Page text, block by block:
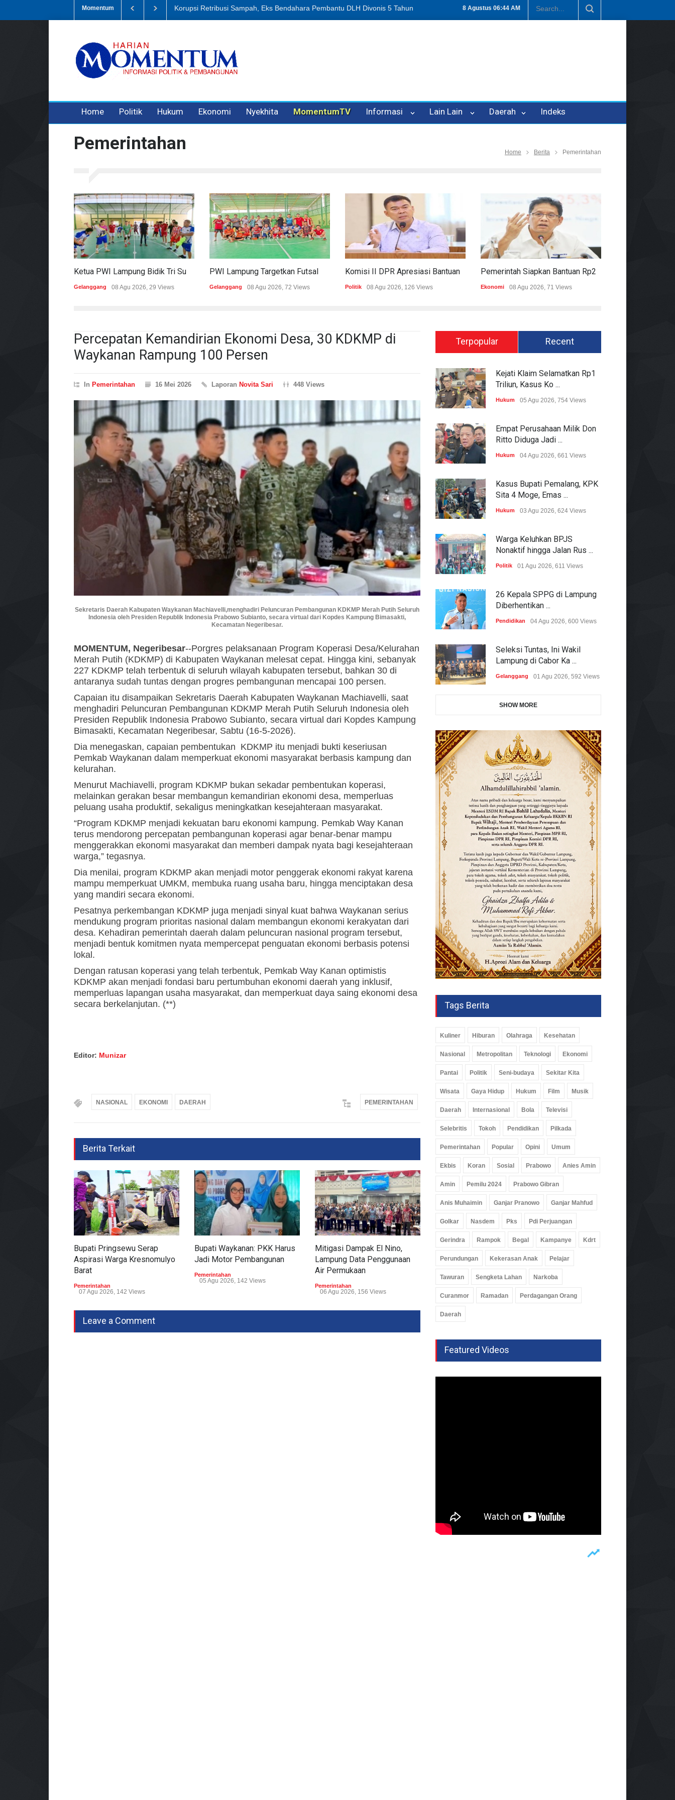
8 Agustus 06:44 AM
Momentum
Eks Bendahara Pembantu DLH Divonis 5 Tahun Dugaan Penipuan Oleh Oknum Kadis, Kuasa Hukum Pelapor Desak Polisi Tetapkan P-21 Tembus Rp1,6 Triliun, Nilai Investasi di Lamteng Tertinggi di
Home Politik Hukum Ekonomi Nyekhita MomentumTV Informasi Lain Lain Daerah Indeks
Pemerintahan Home Berita Pemerintahan
Gelanggang 08 Agu 2026, 29 Views Gelanggang 08 Agu 2026, 72 Views Politik 08 Agu 2026, 126 Views Ekonomi 08 Agu 2026, 71 Views
Percepatan Kemandirian Ekonomi Desa, 30 KDKMP di
Waykanan Rampung 100 Persen
In Pemerintahan 16 Mei 2026 Laporan Novita Sari 448 Views
Sekretaris Daerah Kabupaten Waykanan Machiavelli,menghadiri Peluncuran Pembangunan KDKMP Merah Putih Seluruh
Indonesia oleh Presiden Republik Indonesia Prabowo Subianto, secara virtual dari Kopdes Kampung Bimasakti,
Kecamatan Negeribesar.
MOMENTUM, Negeribesar--Porgres pelaksanaan Program Koperasi Desa/Kelurahan
Merah Putih (KDKMP) di Kabupaten Waykanan melesat cepat. Hingga kini, sebanyak
227 KDKMP telah terbentuk di seluruh wilayah kabupaten tersebut, bahkan 30 di
antaranya sudah tuntas dengan progres pembangunan mencapai 100 persen.
Capaian itu disampaikan Sekretaris Daerah Kabupaten Waykanan Machiavelli, saat
menghadiri Peluncuran Pembangunan KDKMP Merah Putih Seluruh Indonesia oleh
Presiden Republik Indonesia Prabowo Subianto, secara virtual dari Kopdes Kampung
Bimasakti, Kecamatan Negeribesar, Sabtu (16-5-2026).
Dia menegaskan, capaian pembentukan KDKMP itu menjadi bukti keseriusan
Pemkab Waykanan dalam memperkuat ekonomi masyarakat berbasis kampung dan
kelurahan.
Menurut Machiavelli, program KDKMP bukan sekadar pembentukan koperasi,
melainkan gerakan besar membangun kemandirian ekonomi desa, memperluas
peluang usaha produktif, sekaligus meningkatkan kesejahteraan masyarakat.
“Program KDKMP menjadi kekuatan baru ekonomi kampung. Pemkab Way Kanan
terus mendorong percepatan pembangunan koperasi agar benar-benar mampu
menggerakkan ekonomi masyarakat dan memberi dampak nyata bagi kesejahteraan
warga,” tegasnya.
Dia menilai, program KDKMP akan menjadi motor penggerak ekonomi rakyat karena
mampu memperkuat UMKM, membuka ruang usaha baru, hingga menciptakan desa
yang mandiri secara ekonomi.
Pesatnya perkembangan KDKMP juga menjadi sinyal kuat bahwa Waykanan serius
mendukung program prioritas nasional dalam membangun ekonomi kerakyatan dari
desa. Kehadiran pemerintah daerah dalam peluncuran nasional program tersebut,
menjadi bentuk komitmen nyata mempercepat penguatan ekonomi berbasis potensi
lokal.
Dengan ratusan koperasi yang telah terbentuk, Pemkab Way Kanan optimistis
KDKMP akan menjadi fondasi baru pertumbuhan ekonomi daerah yang inklusif,
memperluas lapangan usaha masyarakat, dan memperkuat daya saing ekonomi desa
secara berkelanjutan. (**)
Editor: Munizar
NASIONAL EKONOMI DAERAH PEMERINTAHAN
Berita Terkait
Bupati Pringsewu Serap
Aspirasi Warga Kresnomulyo
Barat
Pemerintahan
07 Agu 2026, 142 Views
Bupati Waykanan: PKK Harus
Jadi Motor Pembangunan
Pemerintahan
05 Agu 2026, 142 Views
Mitigasi Dampak El Nino,
Lampung Data Penggunaan
Air Permukaan
Pemerintahan
06 Agu 2026, 156 Views
Tubaba Gencarkan
Leave a Comment
Terpopular Recent
Kejati Klaim Selamatkan Rp1
Triliun, Kasus Ko ...
Hukum 05 Agu 2026, 754 Views
Empat Perusahaan Milik Don
Ritto Diduga Jadi ...
Hukum 04 Agu 2026, 661 Views
Kasus Bupati Pemalang, KPK
Sita 4 Moge, Emas ...
Hukum 03 Agu 2026, 624 Views
Warga Keluhkan BPJS
Nonaktif hingga Jalan Rus ...
Politik 01 Agu 2026, 611 Views
26 Kepala SPPG di Lampung
Diberhentikan ...
Pendidikan 04 Agu 2026, 600 Views
Seleksi Tuntas, Ini Wakil
Lampung di Cabor Ka ...
Gelanggang 01 Agu 2026, 592 Views
SHOW MORE
Tags Berita
Kuliner Hiburan Olahraga Kesehatan
Nasional Metropolitan Teknologi Ekonomi
Pantai Politik Seni-budaya Sekitar Kita
Wisata Gaya Hidup Hukum Film Musik
Daerah Internasional Bola Televisi
Selebritis Tokoh Pendidikan Pilkada
Pemerintahan Popular Opini Umum
Ekbis Koran Sosial Prabowo Anies Amin
Amin Pemilu 2024 Prabowo Gibran
Anis Muhaimin Ganjar Pranowo Ganjar Mahfud
Golkar Nasdem Pks Pdi Perjuangan
Gerindra Rampok Begal Kampanye Kdrt
Perundungan Kekerasan Anak Pelajar
Tawuran Sengketa Lahan Narkoba
Curanmor Ramadan Perdagangan Orang
Daerah
Featured Videos